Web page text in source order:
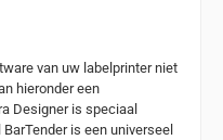
van uw labelprinter niet
hieronder een
Designer is speciaal
is een universeel